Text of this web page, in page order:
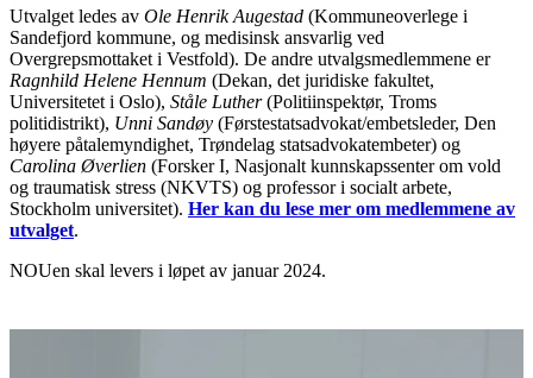
Utvalget ledes av Ole Henrik Augestad (Kommuneoverlege i
Sandefjord kommune, og medisinsk ansvarlig ved
Overgrepsmottaket i Vestfold). De andre utvalgsmedlemmene er
Ragnhild Helene Hennum (Dekan, det juridiske fakultet,
Universitetet i Oslo), Ståle Luther(Politiinspektør, Troms
politidistrikt), Unni Sandøy (Førstestatsadvokat/embetsleder, Den
høyere påtalemyndighet, Trøndelag statsadvokatembeter) og
Carolina Øverlien (Forsker I, Nasjonalt kunnskapssenter om vold
og traumatisk stress (NKVTS) og professor i socialt arbete,
Stockholm universitet). Her kan du lese mer om medlemmene av
utvalget.
NOUen skal levers i løpet av januar 2024.